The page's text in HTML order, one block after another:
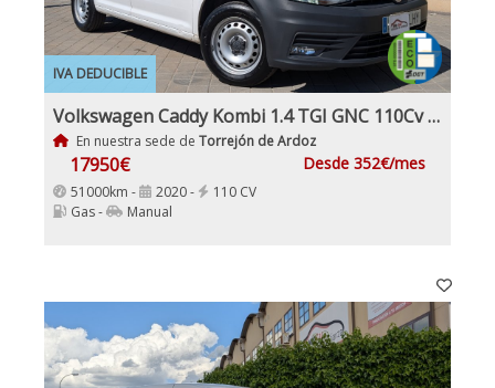
IVA DEDUCIBLE
Volkswagen Caddy Kombi 1.4 TGI GNC 110Cv Etiqueta ECO IVA y garantía Inc Nacional Pocos km
En nuestra sede de Torrejón de Ardoz
17950€ Desde 352€/mes
51000km - 2020 -
110 CV
Gas -
Manual